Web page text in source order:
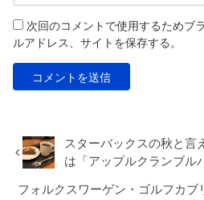
次回のコメントで使用するためブ
ルアドレス、サイトを保存する。
スターバックスの秋と言
は「アップルクランブル
フォルクスワーゲン・ゴルフカブ